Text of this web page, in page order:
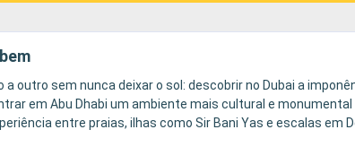
outro sem nunca deixar o sol: descobrir no Dubai a
em Abu Dhabi um ambiente mais cultural e
entre praias, ilhas como Sir Bani Yas e escalas em